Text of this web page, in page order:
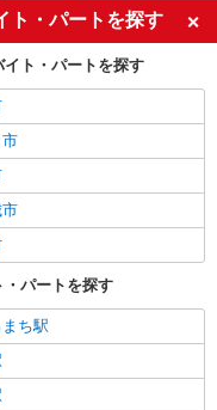
ト・パートを探す
ト・パートを探す
市
パートを探す
ち駅